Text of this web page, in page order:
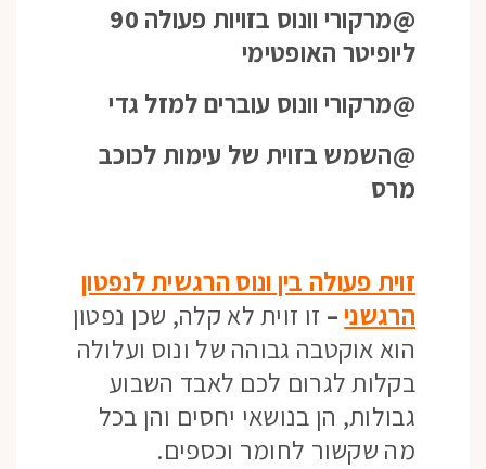
@מרקורי וונוס בזויות פעולה 90
ליופיטר האופטימי
@מרקורי וונוס עוברים למזל גדי
@השמש בזוית של עימות לכוכב
מרס
זוית פעולה בין ונוס הרגשית לנפטון
הרגשני– זו זוית לא קלה, שכן נפטון
הוא אוקטבה גבוהה של ונוס ועלולה
בקלות לגרום לכם לאבד השבוע
גבולות, הן בנושאי יחסים והן בכל
מה שקשור לחומר וכספים.